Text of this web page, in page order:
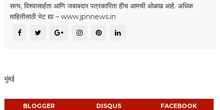
सत्य, विश्वासार्हता आणि जबाबदार पत्रकारिता हीच आमची ओळख आहे. अधिक
माहितीसाठी भेट द्या – www.jpnnews.in
मुंबई
BLOGGER DISQUS FACEBOOK